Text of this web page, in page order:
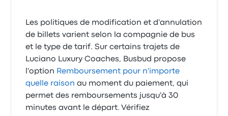
Les politiques de modification et d'annulation
de billets varient selon la compagnie de bus
et le type de tarif. Sur certains trajets de
Luciano Luxury Coaches, Busbud propose
l'option Remboursement pour n'importe
quelle raison au moment du paiement, qui
permet des remboursements jusqu'à 30
minutes avant le départ. Vérifiez